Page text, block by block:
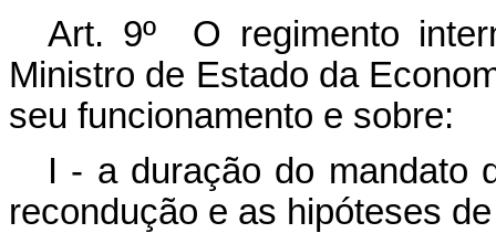
Art. 9º O regimento
Ministro de Estado da
seu funcionamento e sobre:
I - a duração do mandato
recondução e as hipóteses